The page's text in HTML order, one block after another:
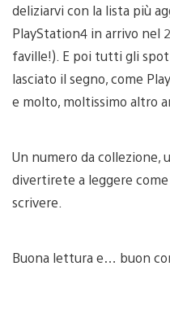
deliziarvi con la lista più
PlayStation4 in arrivo nel
faville!). E poi tutti gli
lasciato il segno, come
e molto, moltissimo altro
Un numero da collezione,
divertirete a leggere
scrivere.
Buona lettura e… buon